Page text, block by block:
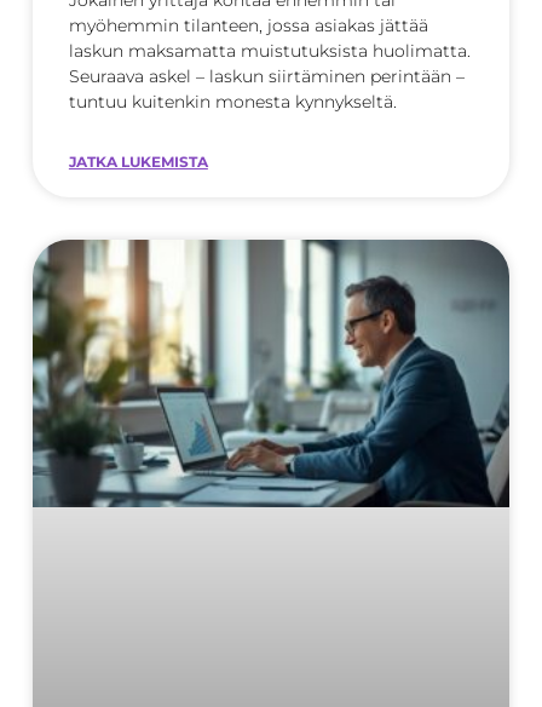
myöhemmin tilanteen, jossa asiakas jättää
laskun maksamatta muistutuksista huolimatta.
Seuraava askel – laskun siirtäminen perintään –
tuntuu kuitenkin monesta kynnykseltä.
JATKA LUKEMISTA